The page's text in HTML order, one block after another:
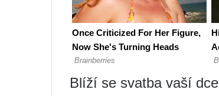
Blíží se svatba vaší